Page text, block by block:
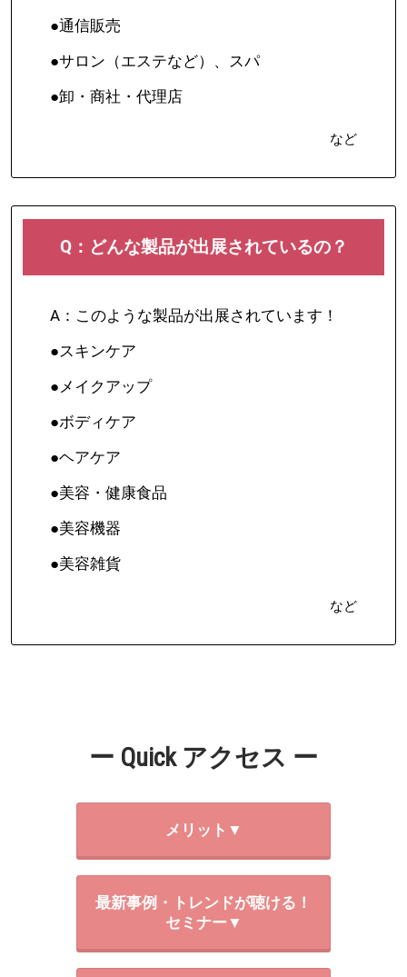
●通信販売
●サロン（エステなど）、スパ
●卸・商社・代理店
など
Q：どんな製品が出展されているの？
A：このような製品が出展されています！
●スキンケア
●メイクアップ
●ボディケア
●ヘアケア
●美容・健康食品
●美容機器
●美容雑貨
など
ー Quick アクセス ー
メリット▼
最新事例・トレンドが聴ける！
セミナー▼